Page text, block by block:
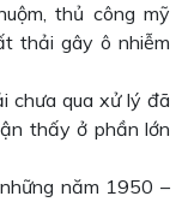
thủ công mỹ
thải gây ô nhiễm
chưa qua xử lý đã
thấy ở phần lớn
năm 1950 –